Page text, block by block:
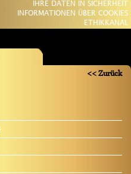
IHRE DATEN IN SICHERHEIT
INFORMATIONEN ÜBER COOKIES
ETHIKKANAL
<< Zurück